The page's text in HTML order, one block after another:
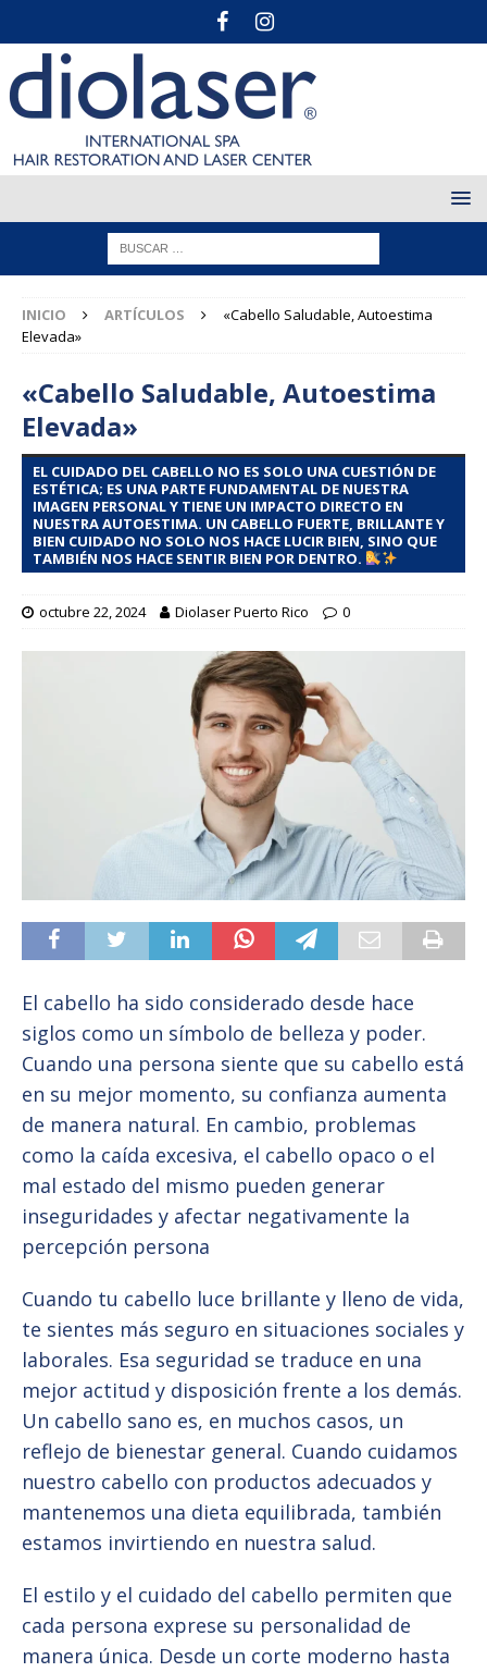
INICIO ARTÍCULOS
«Cabello Saludable, Autoestima
Elevada»
«Cabello Saludable, Autoestima
Elevada»
EL CUIDADO DEL CABELLO NO ES SOLO UNA CUESTIÓN DE
ESTÉTICA; ES UNA PARTE FUNDAMENTAL DE NUESTRA
IMAGEN PERSONAL Y TIENE UN IMPACTO DIRECTO EN
NUESTRA AUTOESTIMA. UN CABELLO FUERTE, BRILLANTE Y
BIEN CUIDADO NO SOLO NOS HACE LUCIR BIEN, SINO QUE
TAMBIÉN NOS HACE SENTIR BIEN POR DENTRO.
octubre 22, 2024 Diolaser Puerto Rico 0
El cabello ha sido considerado desde hace
siglos como un símbolo de belleza y poder.
Cuando una persona siente que su cabello está
en su mejor momento, su confianza aumenta
de manera natural. En cambio, problemas
como la caída excesiva, el cabello opaco o el
mal estado del mismo pueden generar
inseguridades y afectar negativamente la
percepción persona
Cuando tu cabello luce brillante y lleno de vida,
te sientes más seguro en situaciones sociales y
laborales. Esa seguridad se traduce en una
mejor actitud y disposición frente a los demás.
Un cabello sano es, en muchos casos, un
reflejo de bienestar general. Cuando cuidamos
nuestro cabello con productos adecuados y
mantenemos una dieta equilibrada, también
estamos invirtiendo en nuestra salud.
El estilo y el cuidado del cabello permiten que
cada persona exprese su personalidad de
manera única. Desde un corte moderno hasta